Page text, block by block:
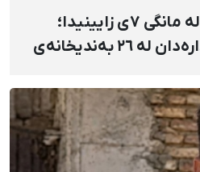
ئاماری لەسێدارەدان لە مانگی ٧ی زایینیدا؛
تۆمارکردنی ٧١ لەسێدارەدان لە ٢٦ بەندیخانەی
چاوی خەڵکەوە